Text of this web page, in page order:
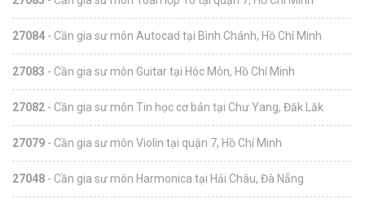
27084 - Cần gia sư môn Autocad tại Bình Chánh, Hồ Chí Minh
27083 - Cần gia sư môn Guitar tại Hóc Môn, Hồ Chí Minh
27082 - Cần gia sư môn Tin học cơ bản tại Chư Yang, Đăk Lăk
27079 - Cần gia sư môn Violin tại quận 7, Hồ Chí Minh
27048 - Cần gia sư môn Harmonica tại Hải Châu, Đà Nẵng